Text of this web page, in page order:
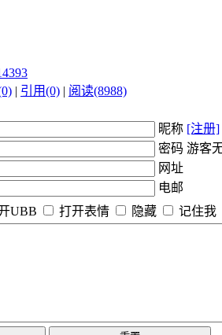
| 引用(0) | 阅读(8988)
昵称 [注册]
密码 游客
网址
电邮
UBB 打开表情 隐藏 记住我